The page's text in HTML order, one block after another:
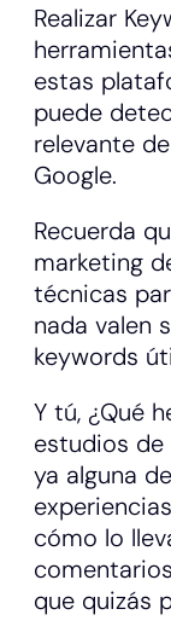
Realizar
estas
puede
relevante
Google.
Recuerda
marketing
técnicas
nada valen
keywords
Y tú, ¿Qué
estudios de
ya alguna
cómo lo
que quizás